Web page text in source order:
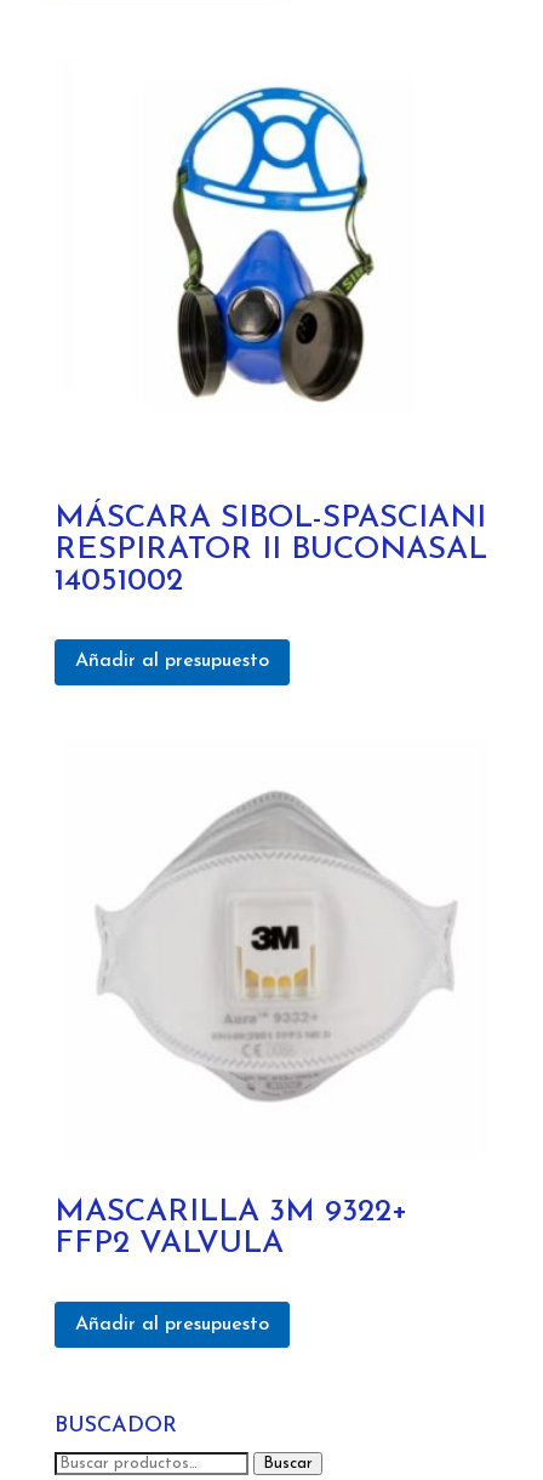
MÁSCARA SIBOL-SPASCIANI
RESPIRATOR II BUCONASAL
14051002
Añadir al presupuesto
MASCARILLA 3M 9322+
FFP2 VALVULA
Añadir al presupuesto
BUSCADOR
Buscar Buscar